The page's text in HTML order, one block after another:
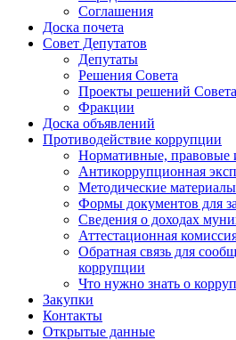
Соглашения
Доска почета
Совет Депутатов
Депутаты
Решения Совета
Проекты решений Совета
Фракции
Доска объявлений
Противодействие коррупции
Нормативные, правовые
Антикоррупционная
Методические материалы
Формы документов для
Сведения о доходах
Аттестационная
Обратная связь для
коррупции
Что нужно знать о
Закупки
Контакты
Открытые данные